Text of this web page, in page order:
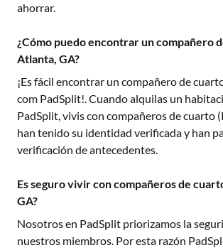
ahorrar.
¿Cómo puedo encontrar un compañero
Atlanta, GA?
¡Es fácil encontrar un compañero de
com PadSplit!. Cuando alquilas un
PadSplit, vivis con compañeros de cuarto
han tenido su identidad verificada y han
verificación de antecedentes.
Es seguro vivir con compañeros de
GA?
Nosotros en PadSplit priorizamos la
nuestros miembros. Por esta razón